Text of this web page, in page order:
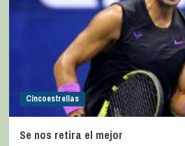
Cincoestrellas
Se nos retira el mejor